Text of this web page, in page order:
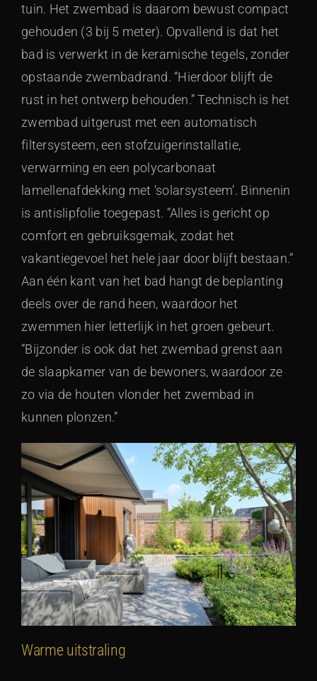
tuin. Het zwembad is daarom bewust compact
gehouden (3 bij 5 meter). Opvallend is dat het
bad is verwerkt in de keramische tegels, zonder
opstaande zwembadrand. “Hierdoor blijft de
rust in het ontwerp behouden.” Technisch is het
zwembad uitgerust met een automatisch
filtersysteem, een stofzuigerinstallatie,
verwarming en een polycarbonaat
lamellenafdekking met ‘solarsysteem’. Binnenin
is antislipfolie toegepast. “Alles is gericht op
comfort en gebruiksgemak, zodat het
vakantiegevoel het hele jaar door blijft bestaan.”
Aan één kant van het bad hangt de beplanting
deels over de rand heen, waardoor het
zwemmen hier letterlijk in het groen gebeurt.
“Bijzonder is ook dat het zwembad grenst aan
de slaapkamer van de bewoners, waardoor ze
zo via de houten vlonder het zwembad in
kunnen plonzen.”
Warme uitstraling